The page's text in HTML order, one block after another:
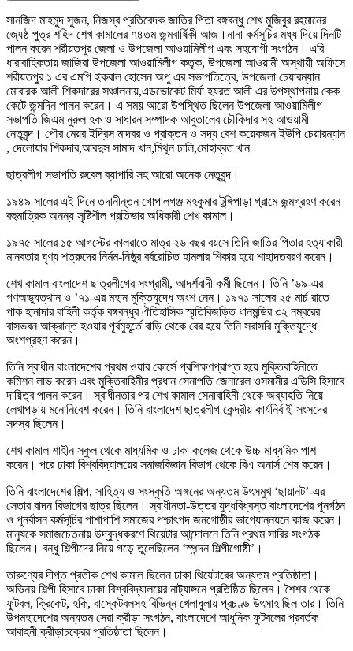
সানজিদ মাহমুদ সুজন, নিজস্ব প্রতিবেদক জাতির পিতা বঙ্গবন্ধু শেখ মুজিবুর রহমানের
জ্যেষ্ঠ পুত্র শহিদ শেখ কামালের ৭৪তম জন্মবার্ষিকী আজ।নানা কর্মসূচির মধ্য দিয়ে দিনটি
পালন করেন শরীয়তপুর জেলা ও উপজেলা আওয়ামিলীগ এবং সহযোগী সংগঠন। এরি
ধারাবাহিকতায় জাজিরা উপজেলা আওয়ামিলীগ কতৃক, উপজেলা আওয়ামী অস্থায়ী অফিসে
শরীয়তপুর ১ এর এমপি ইকবাল হোসেন অপু এর সভাপতিত্বে, উপজেলা চেয়ারম্যান
মোবারক আলী শিকদারের সঞ্চালনায়,এডভোকেট মির্যা হযরত আলী এর উপস্থাপনায় কেক
কেটে জন্মদিন পালন করেন। এ সময় আরো উপস্থিত ছিলেন উপজেলা আওয়ামিলীগ
সভাপতি জিএম নুরুল হক ও সাধারন সম্পাদক আবুতালেব চৌকিদার সহ আওয়ামী
নেতৃবৃন্দ। পৌর মেয়র ইদ্রিস মাদবর ও প্রাক্তন ও সদ্য বেশ কয়েকজন ইউপি চেয়ারম্যান
, দেলোয়ার শিকদার,আবদুস সামাদ খান,মিথুন ঢালি,মোহাব্বত খান
ছাত্রলীগ সভাপতি রুবেল ব্যাপারি সহ আরো অনেক নেতৃবৃন্দ।
১৯৪৯ সালের এই দিনে তদানীন্তন গোপালগঞ্জ মহকুমার টুঙ্গিপাড়া গ্রামে জন্মগ্রহণ করেন
বহুমাত্রিক অনন্য সৃষ্টিশীল প্রতিভার অধিকারী শেখ কামাল।
১৯৭৫ সালের ১৫ আগস্টের কালরাতে মাত্র ২৬ বছর বয়সে তিনি জাতির পিতার হত্যাকারী
মানবতার ঘৃণ্য শত্রুদের নির্মম-নিষ্ঠুর বর্বরোচিত হামলার শিকার হয়ে শাহাদতবরণ করেন।
শেখ কামাল বাংলাদেশ ছাত্রলীগের সংগ্রামী, আদর্শবাদী কর্মী ছিলেন। তিনি ’৬৯-এর
গণঅভ্যুত্থান ও ’৭১-এর মহান মুক্তিযুদ্ধে অংশ নেন। ১৯৭১ সালের ২৫ মার্চ রাতে
পাক হানাদার বাহিনী কর্তৃক বঙ্গবন্ধুর ঐতিহাসিক স্মৃতিবিজড়িত ধানমন্ডির ৩২ নম্বরের
বাসভবন আক্রান্ত হওয়ার পূর্বমুহূর্তে বাড়ি থেকে বের হয়ে তিনি সরাসরি মুক্তিযুদ্ধে
অংশগ্রহণ করেন।
তিনি স্বাধীন বাংলাদেশের প্রথম ওয়ার কোর্সে প্রশিক্ষণপ্রাপ্ত হয়ে মুক্তিবাহিনীতে
কমিশন লাভ করেন এবং মুক্তিবাহিনীর প্রধান সেনাপতি জেনারেল ওসমানীর এডিসি হিসাবে
দায়িত্ব পালন করেন। স্বাধীনতার পর শেখ কামাল সেনাবাহিনী থেকে অব্যাহতি নিয়ে
লেখাপড়ায় মনোনিবেশ করেন। তিনি বাংলাদেশ ছাত্রলীগ কেন্দ্রীয় কার্যনির্বাহী সংসদের
সদস্য ছিলেন।
শেখ কামাল শাহীন স্কুল থেকে মাধ্যমিক ও ঢাকা কলেজ থেকে উচ্চ মাধ্যমিক পাশ
করেন। পরে ঢাকা বিশ্ববিদ্যালয়ের সমাজবিজ্ঞান বিভাগ থেকে বিএ অনার্স শেষ করেন।
তিনি বাংলাদেশের শিল্প, সাহিত্য ও সংস্কৃতি অঙ্গনের অন্যতম উৎসমুখ ‘ছায়ানট’-এর
সেতার বাদন বিভাগের ছাত্র ছিলেন। স্বাধীনতা-উত্তর যুদ্ধবিধ্বস্ত বাংলাদেশের পুনর্গঠন
ও পুনর্বাসন কর্মসূচির পাশাপাশি সমাজের পশ্চাৎপদ জনগোষ্ঠীর ভাগ্যোন্নয়নে কাজ করেন।
মানুষকে সমাজচেতনায় উদ্বুদ্ধকরণে থিয়েটার আন্দোলনে তিনি প্রথম সারির সংগঠক
ছিলেন। বন্ধু শিল্পীদের নিয়ে গড়ে তুলেছিলেন ‘স্পন্দন শিল্পীগোষ্ঠী’।
তারুণ্যের দীপ্ত প্রতীক শেখ কামাল ছিলেন ঢাকা থিয়েটারের অন্যতম প্রতিষ্ঠাতা।
অভিনয় শিল্পী হিসাবে ঢাকা বিশ্ববিদ্যালয়ের নাট্যাঙ্গনে প্রতিষ্ঠিত ছিলেন। শৈশব থেকে
ফুটবল, ক্রিকেট, হকি, বাস্কেটবলসহ বিভিন্ন খেলাধুলায় প্রচণ্ড উৎসাহ ছিল তার। তিনি
উপমহাদেশের অন্যতম সেরা ক্রীড়া সংগঠন, বাংলাদেশে আধুনিক ফুটবলের প্রবর্তক
আবাহনী ক্রীড়াচক্রের প্রতিষ্ঠাতা ছিলেন।